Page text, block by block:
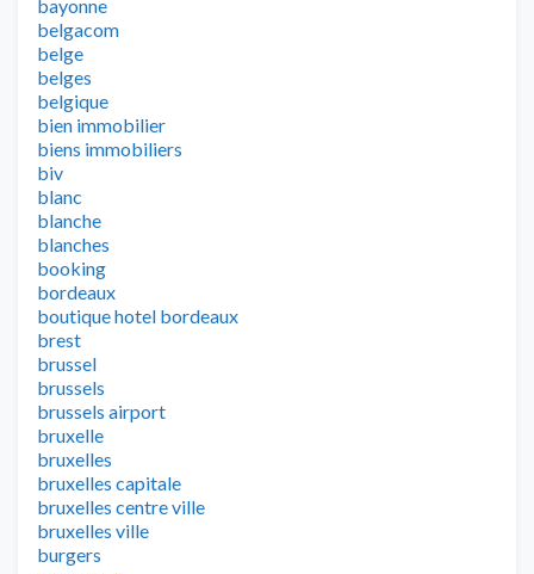
bayonne
belgacom
belge
belges
belgique
bien immobilier
biens immobiliers
biv
blanc
blanche
blanches
booking
bordeaux
boutique hotel bordeaux
brest
brussel
brussels
brussels airport
bruxelle
bruxelles
bruxelles capitale
bruxelles centre ville
bruxelles ville
burgers